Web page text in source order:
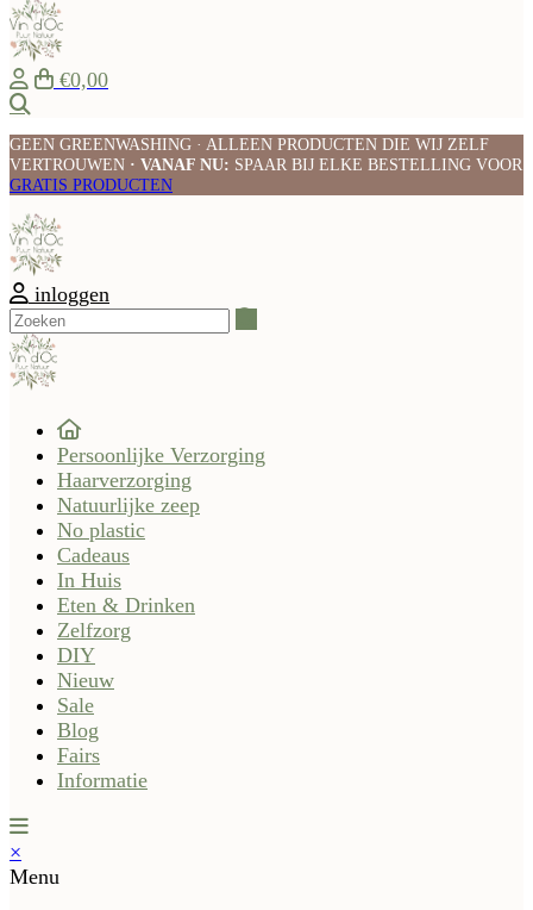
€0,00
GEEN GREENWASHING · ALLEEN PRODUCTEN DIE WIJ ZELF
VERTROUWEN · VANAF NU: SPAAR BIJ ELKE BESTELLING VOOR
GRATIS PRODUCTEN
inloggen
Persoonlijke Verzorging
Haarverzorging
Natuurlijke zeep
No plastic
Cadeaus
In Huis
Eten & Drinken
Zelfzorg
DIY
Nieuw
Sale
Blog
Fairs
Informatie
×
Menu